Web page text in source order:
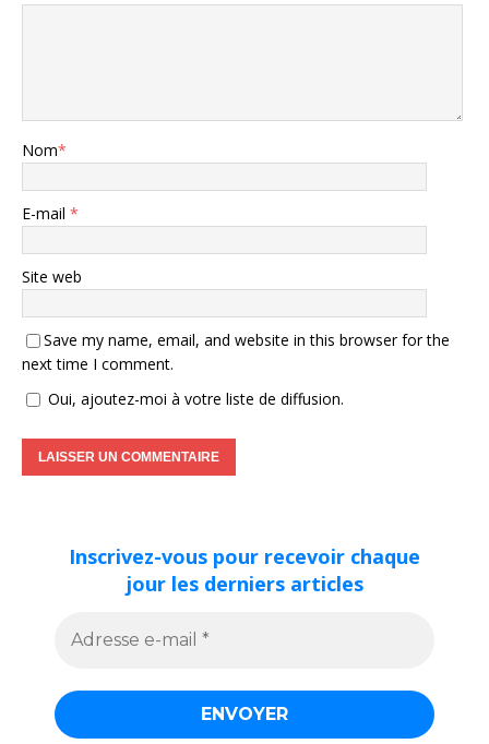
Nom*
E-mail *
Site web
Save my name, email, and website in this browser for the
next time I comment.
Oui, ajoutez-moi à votre liste de diffusion.
Inscrivez-vous pour recevoir chaque
jour les derniers articles